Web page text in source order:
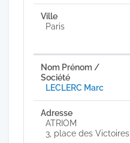
Paris
LECLERC Marc
ATRIOM
3, place des Victoires